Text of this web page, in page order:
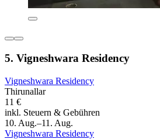
5. Vigneshwara Residency
Vigneshwara Residency
Thirunallar
11 €
inkl. Steuern & Gebühren
10. Aug.–11. Aug.
Vigneshwara Residency